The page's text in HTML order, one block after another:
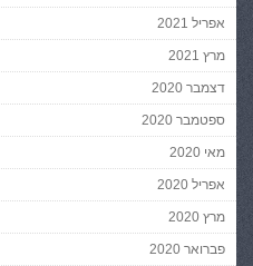
אפריל 2021
מרץ 2021
דצמבר 2020
ספטמבר 2020
מאי 2020
אפריל 2020
מרץ 2020
פברואר 2020